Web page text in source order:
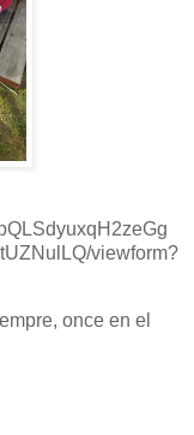
viewform?
once en el